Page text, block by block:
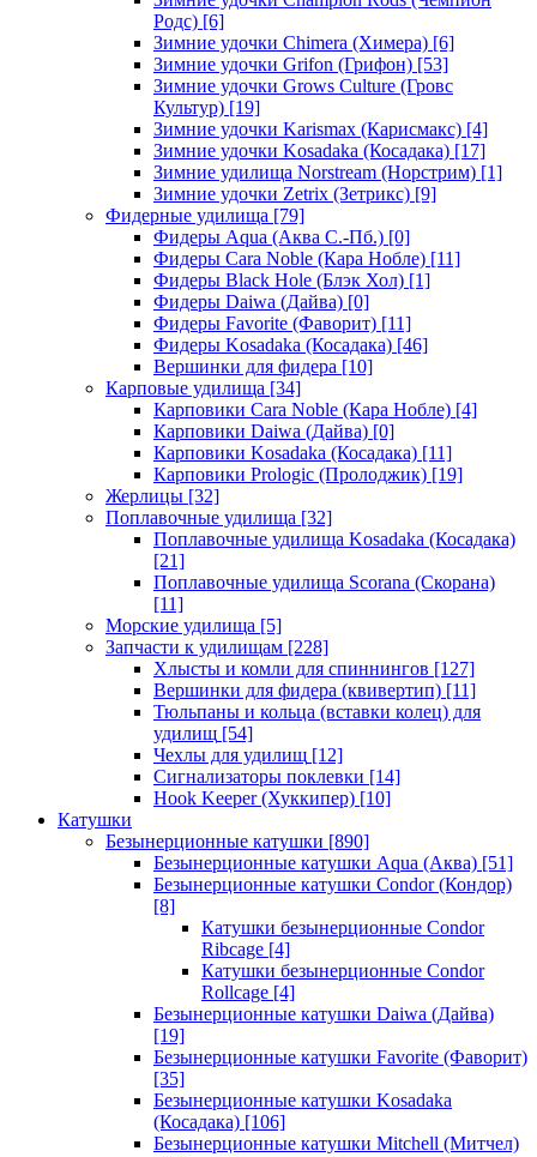
Родс) [6]
Зимние удочки Chimera (Химера) [6]
Зимние удочки Grifon (Грифон) [53]
Зимние удочки Grows Culture (Гровс
Культур) [19]
Зимние удочки Karismax (Карисмакс) [4]
Зимние удочки Kosadaka (Косадака) [17]
Зимние удилища Norstream (Норстрим) [1]
Зимние удочки Zetrix (Зетрикс) [9]
Фидерные удилища [79]
Фидеры Aqua (Аква С.-Пб.) [0]
Фидеры Cara Noble (Кара Нобле) [11]
Фидеры Black Hole (Блэк Хол) [1]
Фидеры Daiwa (Дайва) [0]
Фидеры Favorite (Фаворит) [11]
Фидеры Kosadaka (Косадака) [46]
Вершинки для фидера [10]
Карповые удилища [34]
Карповики Cara Noble (Кара Нобле) [4]
Карповики Daiwa (Дайва) [0]
Карповики Kosadaka (Косадака) [11]
Карповики Prologic (Пролоджик) [19]
Жерлицы [32]
Поплавочные удилища [32]
Поплавочные удилища Kosadaka (Косадака)
[21]
Поплавочные удилища Scorana (Скорана)
[11]
Морские удилища [5]
Запчасти к удилищам [228]
Хлысты и комли для спиннингов [127]
Вершинки для фидера (квивертип) [11]
Тюльпаны и кольца (вставки колец) для
удилищ [54]
Чехлы для удилищ [12]
Сигнализаторы поклевки [14]
Hook Keeper (Хуккипер) [10]
Катушки
Безынерционные катушки [890]
Безынерционные катушки Aqua (Аква) [51]
Безынерционные катушки Condor (Кондор)
[8]
Катушки безынерционные Condor
Ribcage [4]
Катушки безынерционные Condor
Rollcage [4]
Безынерционные катушки Daiwa (Дайва)
[19]
Безынерционные катушки Favorite (Фаворит)
[35]
Безынерционные катушки Kosadaka
(Косадака) [106]
Безынерционные катушки Mitchell (Митчел)